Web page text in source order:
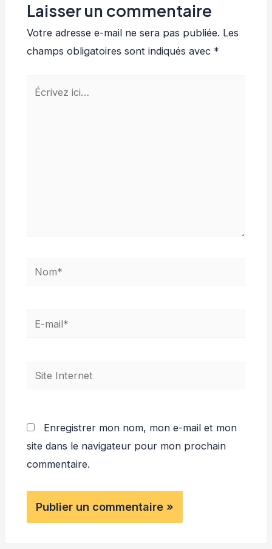
Laisser un commentaire
Votre adresse e-mail ne sera pas publiée. Les
champs obligatoires sont indiqués avec *
Écrivez
Nom*
E-
Site
Enregistrer mon nom, mon e-mail et mon
site dans le navigateur pour mon prochain
commentaire.